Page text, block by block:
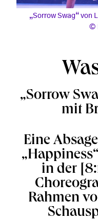
„Sorrow Swag“ von
„Sorrow
mit
Eine
in der
Rahmen